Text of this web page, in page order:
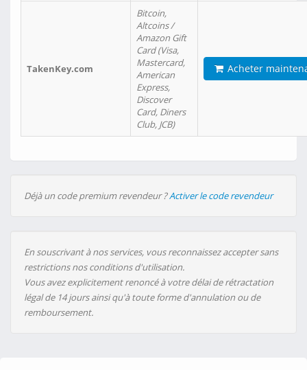
TakenKey.com
Bitcoin,
Altcoins /
Amazon Gift
Card (Visa,
Mastercard,
American
Express,
Discover
Card, Diners
Club, JCB)
Acheter
Déjà un code premium revendeur ?Activer le code revendeur
En souscrivant à nos services, vous reconnaissez accepter sans
restrictions nos conditions d'utilisation.
Vous avez explicitement renoncé à votre délai de rétractation
légal de 14 jours ainsi qu'à toute forme d'annulation ou de
remboursement.